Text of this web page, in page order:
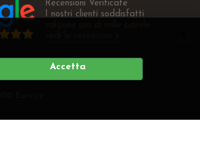
Accetta
Recensioni Verificate
I nostri clienti soddisfatti